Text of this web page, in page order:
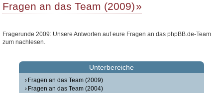
Fragen an das Team (2009)
Fragerunde 2009: Unsere Antworten auf eure Fragen an das phpBB.de-Team
zum nachlesen.
Unterbereiche
Fragen an das Team (2009)
Fragen an das Team (2004)